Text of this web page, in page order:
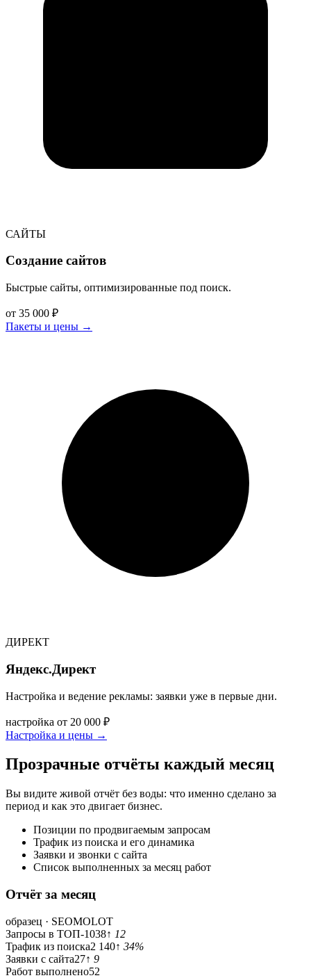
САЙТЫ
Создание сайтов
Быстрые сайты, оптимизированные под поиск.
от 35 000 ₽
Пакеты и цены →
ДИРЕКТ
Яндекс.Директ
Настройка и ведение рекламы: заявки уже в первые дни.
настройка от 20 000 ₽
Настройка и цены →
Прозрачные отчёты каждый месяц
Вы видите живой отчёт без воды: что именно сделано за
период и как это двигает бизнес.
Позиции по продвигаемым запросам
Трафик из поиска и его динамика
Заявки и звонки с сайта
Список выполненных за месяц работ
Отчёт за месяц
образец · SEOMOLOT
Запросы в ТОП-1038↑ 12
Трафик из поиска2 140↑ 34%
Заявки с сайта27↑ 9
Работ выполнено52